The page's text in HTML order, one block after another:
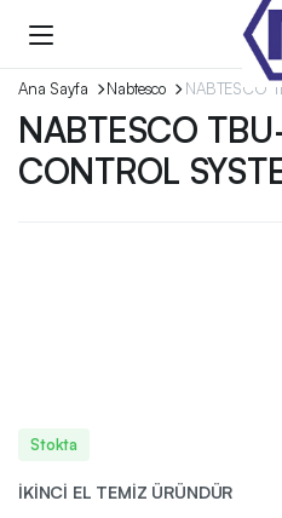
Ana Sayfa Nabtesco NABTESCO
NABTESCO
CONTROL
Stokta
İKİNCİ EL TEMİZ ÜRÜNDÜR